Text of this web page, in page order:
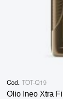
Cod. TOT-Q19
Olio Ineo Xtra